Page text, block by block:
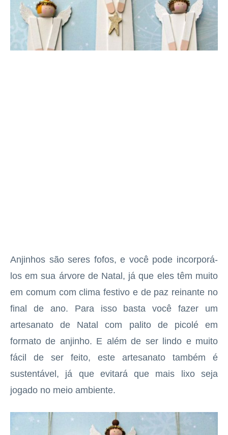
Anjinhos são seres fofos, e você pode incorporá-
los em sua árvore de Natal, já que eles têm muito
em comum com clima festivo e de paz reinante no
final de ano. Para isso basta você fazer um
artesanato de Natal com palito de picolé em
formato de anjinho. E além de ser lindo e muito
fácil de ser feito, este artesanato também é
sustentável, já que evitará que mais lixo seja
jogado no meio ambiente.